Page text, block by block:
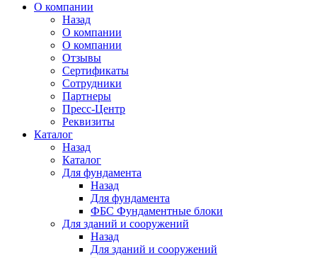
О компании
Назад
О компании
О компании
Отзывы
Сертификаты
Сотрудники
Партнеры
Пресс-Центр
Реквизиты
Каталог
Назад
Каталог
Для фундамента
Назад
Для фундамента
ФБС Фундаментные блоки
Для зданий и сооружений
Назад
Для зданий и сооружений